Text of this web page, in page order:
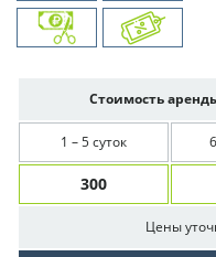
Стоимость
1 – 5 суток
300
Цены